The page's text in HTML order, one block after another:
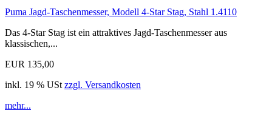
Puma Jagd-Taschenmesser, Modell 4-Star Stag, Stahl 1.4110
Das 4-Star Stag ist ein attraktives Jagd-Taschenmesser aus
klassischen,...
EUR 135,00
inkl. 19 % USt zzgl. Versandkosten
mehr...